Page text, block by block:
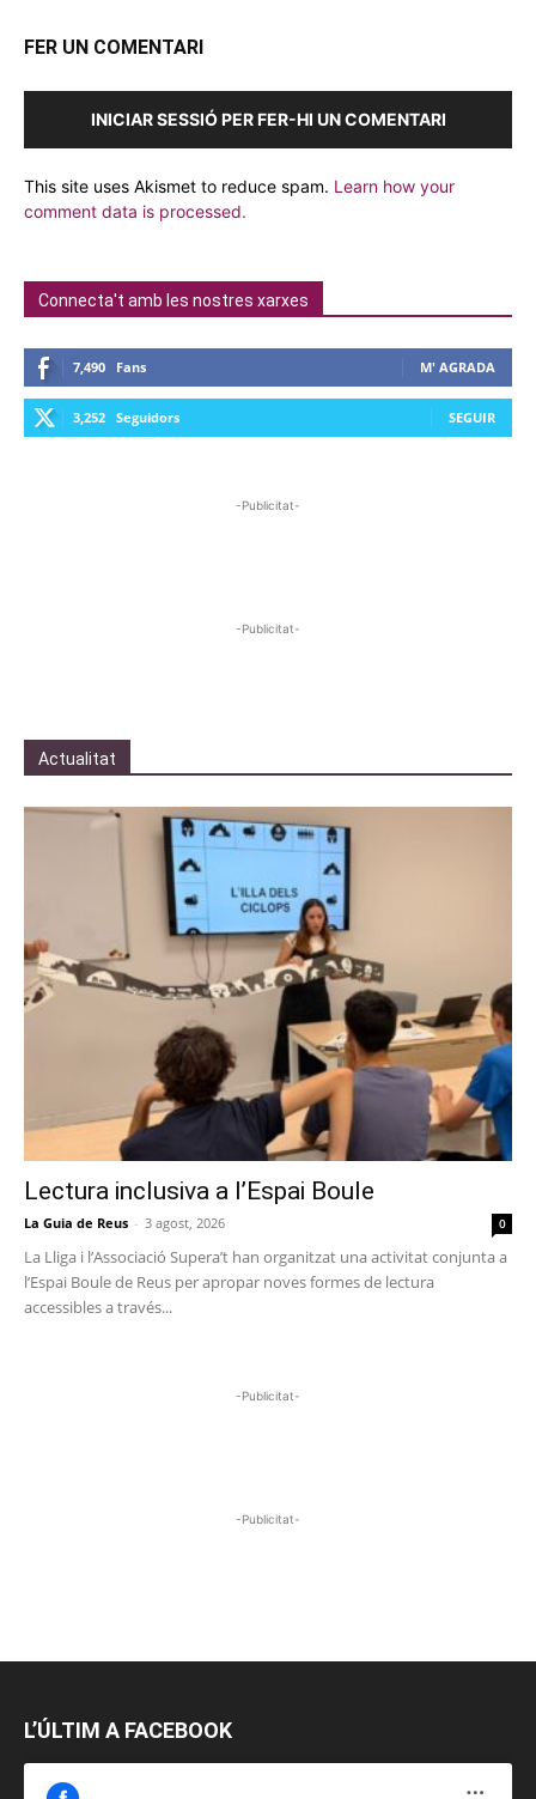
FER UN COMENTARI
INICIAR SESSIÓ PER FER-HI UN COMENTARI
This site uses Akismet to reduce spam. Learn how your
comment data is processed.
Connecta't amb les nostres xarxes
7,490 Fans M' AGRADA
3,252 Seguidors SEGUIR
-Publicitat-
-Publicitat-
Actualitat
Lectura inclusiva a l’Espai Boule
La Guia de Reus - 3 agost, 2026 0
La Lliga i l’Associació Supera’t han organitzat una activitat conjunta a
l’Espai Boule de Reus per apropar noves formes de lectura
accessibles a través...
-Publicitat-
-Publicitat-
L’ÚLTIM A FACEBOOK